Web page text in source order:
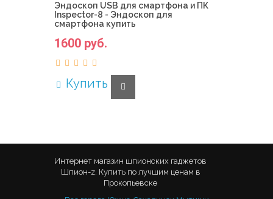
Эндоскоп USB для смартфона и ПК
Inspector-8 - Эндоскоп для
смартфона купить
1600 руб.
Купить
Интернет магазин шпионских гаджетов
Шпион-z. Купить по лучшим ценам в
Прокопьевске